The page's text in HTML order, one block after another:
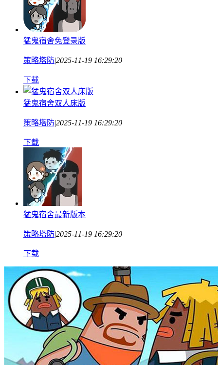
猛鬼宿舍免登录版
策略塔防|2025-11-19 16:29:20
下载
猛鬼宿舍双人床版
策略塔防|2025-11-19 16:29:20
下载
猛鬼宿舍最新版本
策略塔防|2025-11-19 16:29:20
下载